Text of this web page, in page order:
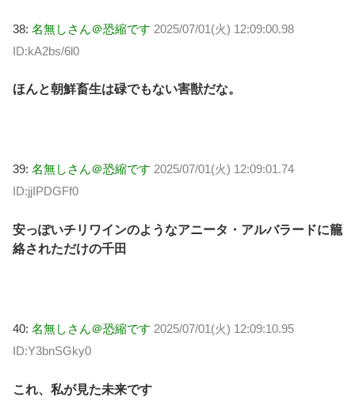
38: 名無しさん＠恐縮です 2025/07/01(火) 12:09:00.98
ID:kA2bs/6l0
ほんと朝鮮畜生は碌でもない害獣だな。
39: 名無しさん＠恐縮です 2025/07/01(火) 12:09:01.74
ID:jjIPDGFf0
安っぽいチリワインのようなアニータ・アルバラードに籠
絡されただけの千田
40: 名無しさん＠恐縮です 2025/07/01(火) 12:09:10.95
ID:Y3bnSGky0
これ、私が見た未来です